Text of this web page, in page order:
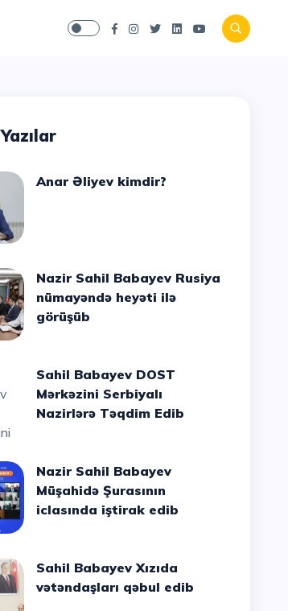
Yazılar
Anar Əliyev kimdir?
Nazir Sahil Babayev Rusiya
nümayəndə heyəti ilə
görüşüb
Sahil Babayev DOST
Mərkəzini Serbiyalı
Nazirlərə Təqdim Edib
Nazir Sahil Babayev
Müşahidə Şurasının
iclasında iştirak edib
Sahil Babayev Xızıda
vətəndaşları qəbul edib